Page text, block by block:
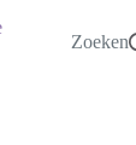
Zoeken